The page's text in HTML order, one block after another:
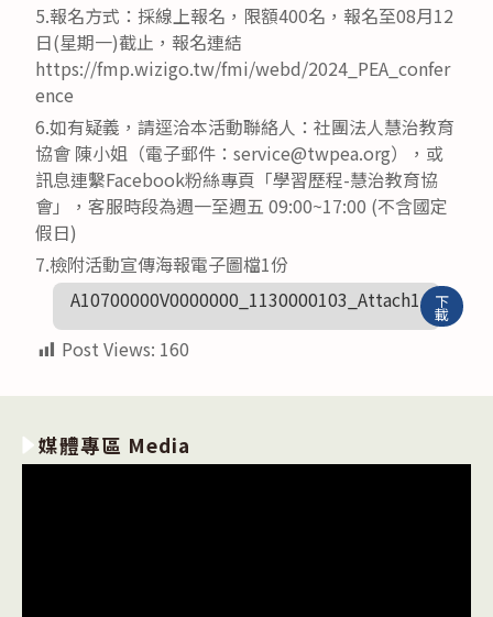
5.報名方式：採線上報名，限額400名，報名至08月12
日(星期一)截止，報名連結
https://fmp.wizigo.tw/fmi/webd/2024_PEA_confer
ence
6.如有疑義，請逕洽本活動聯絡人：社團法人慧治教育
協會 陳小姐（電子郵件：service@twpea.org），或
訊息連繫Facebook粉絲專頁「學習歷程-慧治教育協
會」，客服時段為週一至週五 09:00~17:00 (不含國定
假日)
7.檢附活動宣傳海報電子圖檔1份
A10700000V0000000_1130000103_Attach1
下
載
Post Views: 160
媒體專區 Media